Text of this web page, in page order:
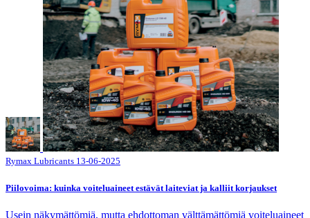
Rymax Lubricants 13-06-2025
Piilovoima: kuinka voiteluaineet estävät laiteviat ja kalliit korjaukset
Usein näkymättömiä, mutta ehdottoman välttämättömiä voiteluaineet